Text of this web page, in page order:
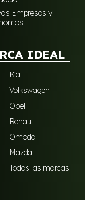
Empresas y
IDEAL
Kia
Volkswagen
Opel
Renault
Omoda
Mazda
Todas las marcas